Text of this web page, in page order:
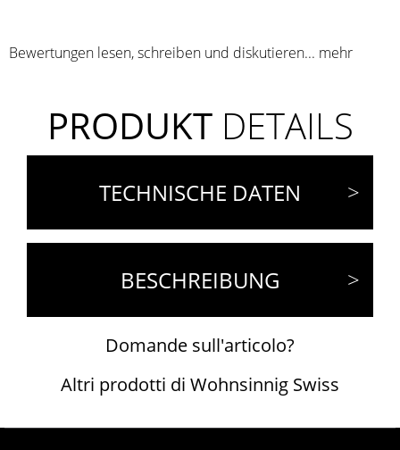
Bewertungen lesen, schreiben und diskutieren... mehr
PRODUKTDETAILS
TECHNISCHE DATEN
BESCHREIBUNG
Domande sull'articolo?
Altri prodotti di Wohnsinnig Swiss